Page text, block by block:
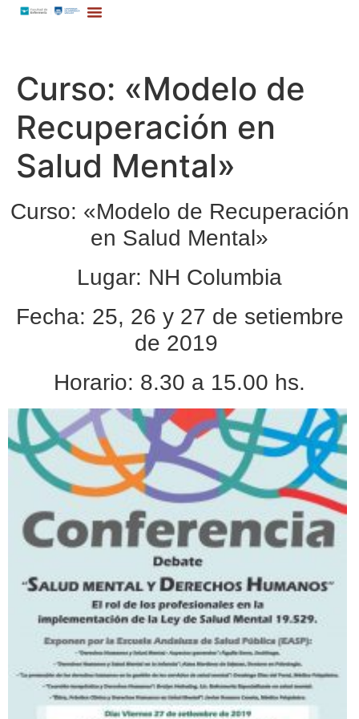
Curso: «Modelo de
Recuperación en
Salud Mental»
Curso: «Modelo de Recuperación
en Salud Mental»
Lugar: NH Columbia
Fecha: 25, 26 y 27 de setiembre
de 2019
Horario: 8.30 a 15.00 hs.